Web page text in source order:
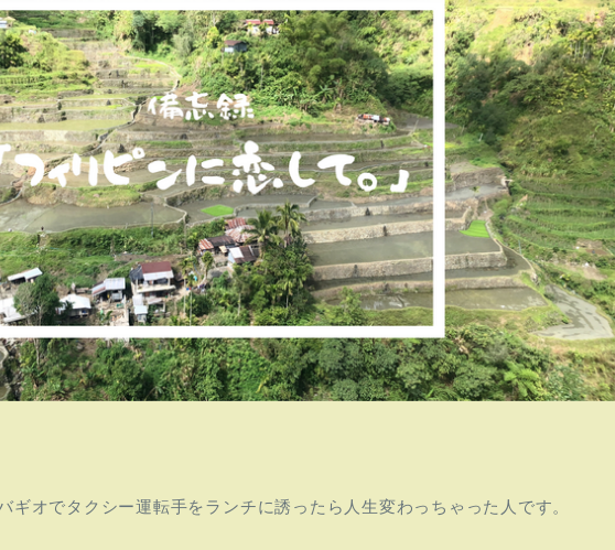
ギオでタクシー運転手をランチに誘ったら人生変わっちゃった人です。